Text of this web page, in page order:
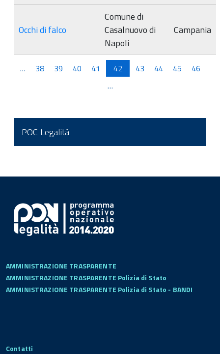
Occhi di falco
Comune di
Casalnuovo di
Napoli
Campania
… 38 39 40 41 42 43 44 45
46
…
POC Legalità
AMMINISTRAZIONE TRASPARENTE
AMMINISTRAZIONE TRASPARENTE Polizia di Stato
AMMINISTRAZIONE TRASPARENTE Polizia di Stato - BANDI
Contatti